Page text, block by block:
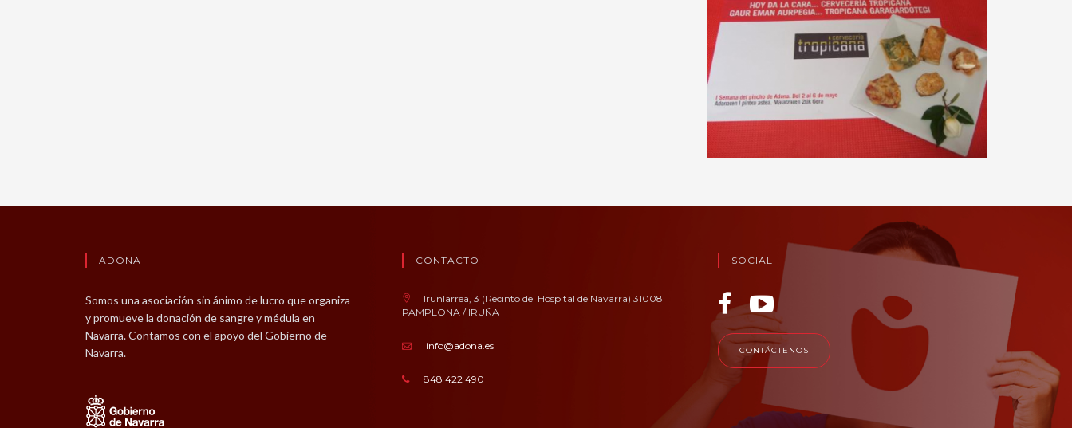
ADONA
Somos una asociación sin ánimo de lucro que organiza
y promueve la donación de sangre y médula en
Navarra. Contamos con el apoyo del Gobierno de
Navarra.
CONTACTO
Irunlarrea, 3 (Recinto del Hospital de Navarra) 31008
PAMPLONA / IRUÑA
info@adona.es
848 422 490
SOCIAL
CONTÁCTENOS